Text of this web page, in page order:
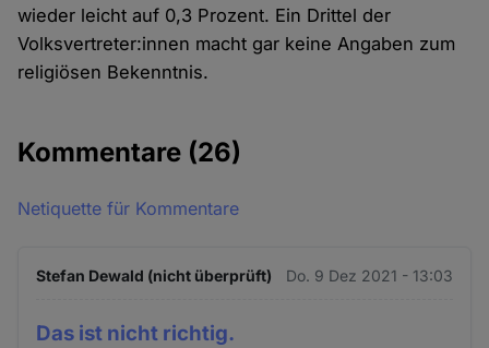
wieder leicht auf 0,3 Prozent. Ein Drittel der
Volksvertreter:innen macht gar keine Angaben zum
religiösen Bekenntnis.
Kommentare (26)
Netiquette für Kommentare
Stefan Dewald (nicht überprüft) Do. 9 Dez 2021 - 13:03
Das ist nicht richtig.